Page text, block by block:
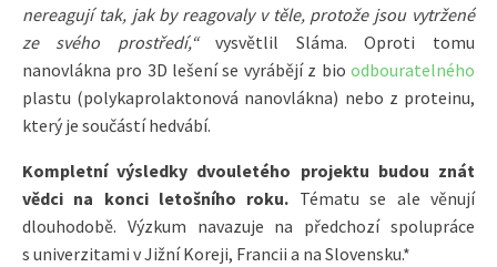
nereagují tak, jak by reagovaly v těle, protože jsou vytržené
ze svého prostředí,“vysvětlil Sláma. Oproti tomu
nanovlákna pro 3D lešení se vyrábějí z bio odbouratelného
plastu (polykaprolaktonová nanovlákna) nebo z proteinu,
který je součástí hedvábí.
Kompletní výsledky dvouletého projektu budou znát
vědci na konci letošního roku. Tématu se ale věnují
dlouhodobě. Výzkum navazuje na předchozí spolupráce
s univerzitami v Jižní Koreji, Francii a na Slovensku.*